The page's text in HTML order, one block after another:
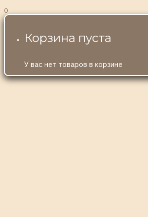
0
Корзина пуста
У вас нет товаров в корзине